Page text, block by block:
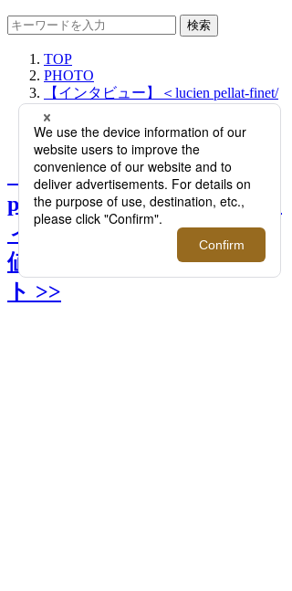
検索
TOP
PHOTO
【インタビュー】＜lucien pellat-finet/
ルシアン ペラフィネ＞ラグジュアリ
ーの価値観を変えたカシミヤニット
【インタビュー】＜lucien
pellat-finet/ルシアン ペラフ
ィネ＞ラグジュアリーの価
値観を変えたカシミヤニッ
ト >>